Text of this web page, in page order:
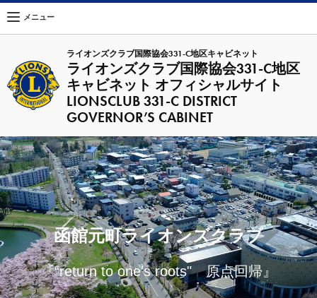
ライオンズクラブ国際協会331-C地区キャビネット
ライオンズクラブ国際協会331-C地区
キャビネット オフィシャルサイト
LIONSCLUB 331-C DISTRICT
GOVERNOR’S CABINET
メニュー
函館元町ライオンズクラブ
『“return to one's roots" 原点回帰』